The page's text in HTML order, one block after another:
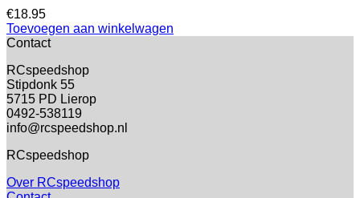
€18.95
Toevoegen aan winkelwagen
Contact
RCspeedshop
Stipdonk 55
5715 PD Lierop
0492-538119
info@rcspeedshop.nl
RCspeedshop
Over RCspeedshop